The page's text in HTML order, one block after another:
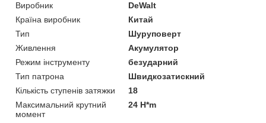
Виробник
DeWalt
Країна виробник
Китай
Тип
Шуруповерт
Живлення
Акумулятор
Режим інструменту
безударний
Тип патрона
Швидкозатискний
Кількість ступенів затяжки
18
Максимальний крутний
момент
24 H*m